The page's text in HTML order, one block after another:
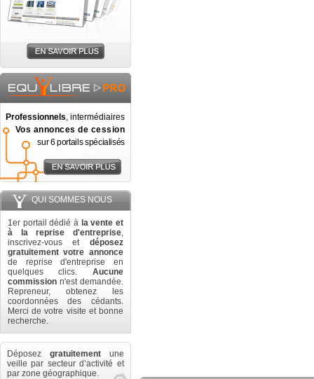
Professionnels, intermédiaires
Vos annonces de cession
sur 6 portails spécialisés
QUI SOMMES NOUS
1er portail dédié à la vente et
à la reprise d'entreprise,
inscrivez-vous et déposez
gratuitement votre annonce
de reprise d'entreprise en
quelques clics. Aucune
commission n'est demandée.
Repreneur, obtenez les
coordonnées des cédants.
Merci de votre visite et bonne
recherche.
Déposez gratuitement une
veille par secteur d’activité et
par zone géographique.